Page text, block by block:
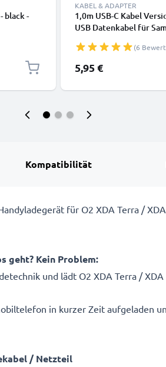
black -
KABEL & ADAPTER
1,0m USB-C Kabel
USB Datenkabel für
Canon, Panasonic
GoPro uvm PVC schwarz
(6
5,95 €
Kompatibilität
für O2 XDA Terra /
geht? Kein Problem:
und lädt O2 XDA Terra /
in kurzer Zeit aufgeladen
/ Netzteil